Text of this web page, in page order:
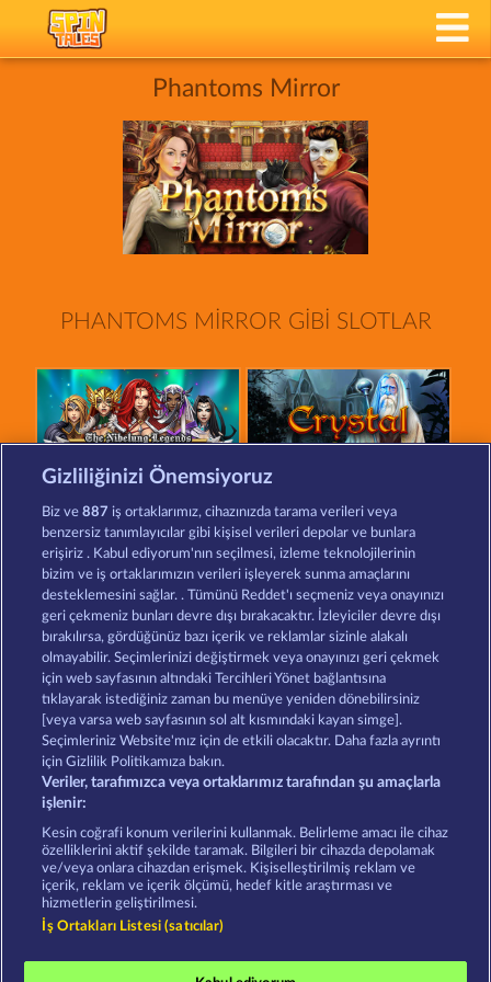
Phantoms Mirror
PHANTOMS MIRROR GIBI SLOTLAR
Creatures of the Night Magic Stone
Hüküm ve Koşullar Gizlilik Beyanı Künye
Şirket SSS Ortaklık programı Facebook
İptal talebini gönder
Sosyal casino oyunları sadece eğlence amaçlıdır ve
Gizliliğinizi Önemsiyoruz
Biz ve887 iş ortaklarımız, cihazınızda tarama verileri veya
benzersiz tanımlayıcılar gibi kişisel verileri depolar ve bunlara
erişiriz . Kabul ediyorum'nın seçilmesi, izleme teknolojilerinin
bizim ve iş ortaklarımızın verileri işleyerek sunma amaçlarını
desteklemesini sağlar. . Tümünü Reddet'ı seçmeniz veya onayınızı
geri çekmeniz bunları devre dışı bırakacaktır. İzleyiciler devre dışı
bırakılırsa, gördüğünüz bazı içerik ve reklamlar sizinle alakalı
olmayabilir. Seçimlerinizi değiştirmek veya onayınızı geri çekmek
için web sayfasının altındaki Tercihleri Yönet bağlantısına
tıklayarak istediğiniz zaman bu menüye yeniden dönebilirsiniz
[veya varsa web sayfasının sol alt kısmındaki kayan simge].
Seçimleriniz Website'mız için de etkili olacaktır. Daha fazla ayrıntı
için Gizlilik Politikamıza bakın.
Veriler, tarafımızca veya ortaklarımız tarafından şu amaçlarla
işlenir:
Kesin coğrafi konum verilerini kullanmak. Belirleme amacı ile cihaz
özelliklerini aktif şekilde taramak. Bilgileri bir cihazda depolamak
ve/veya onlara cihazdan erişmek. Kişiselleştirilmiş reklam ve
içerik, reklam ve içerik ölçümü, hedef kitle araştırması ve
hizmetlerin geliştirilmesi.
İş Ortakları Listesi (satıcılar)